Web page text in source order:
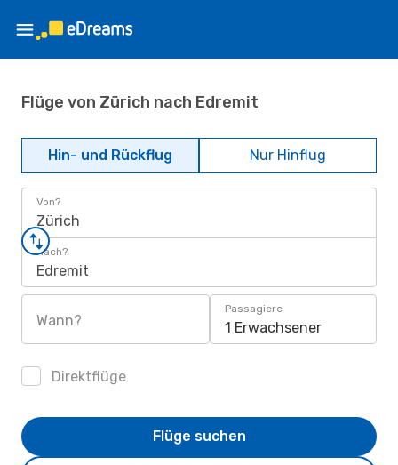
Flüge von Zürich nach Edremit
Hin- und Rückflug Nur Hinflug
Von?
Zürich
Nach?
Edremit
Wann?
Passagiere
1 Erwachsener
Direktflüge
Flüge suchen